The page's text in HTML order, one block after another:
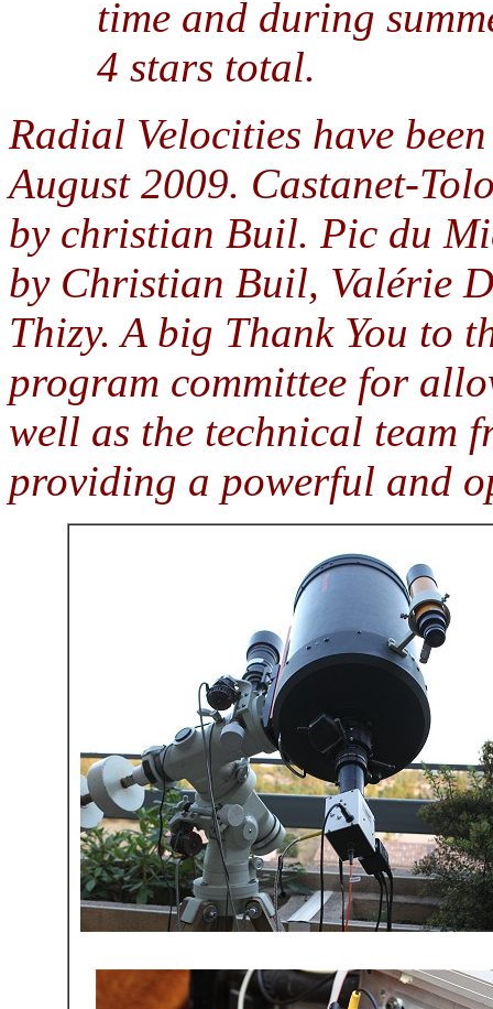
time and during
4 stars total.
Radial Velocities have
August 2009. Castanet-
by christian Buil. Pic du
by Christian Buil, Valérie
Thizy. A big Thank You to
program committee for
well as the technical team
providing a powerful and